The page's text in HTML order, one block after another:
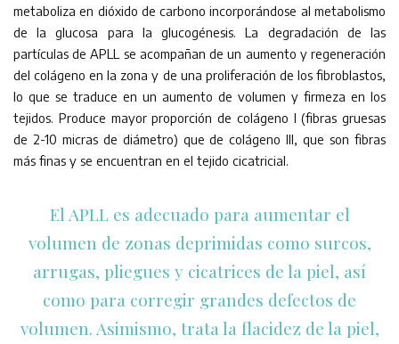
metaboliza en dióxido de carbono incorporándose al metabolismo
de la glucosa para la glucogénesis. La degradación de las
partículas de APLL se acompañan de un aumento y regeneración
del colágeno en la zona y de una proliferación de los fibroblastos,
lo que se traduce en un aumento de volumen y firmeza en los
tejidos. Produce mayor proporción de colágeno I (fibras gruesas
de 2-10 micras de diámetro) que de colágeno III, que son fibras
más finas y se encuentran en el tejido cicatricial.
El APLL es adecuado para aumentar el
volumen de zonas deprimidas como surcos,
arrugas, pliegues y cicatrices de la piel, así
como para corregir grandes defectos de
volumen. Asimismo, trata la flacidez de la piel,